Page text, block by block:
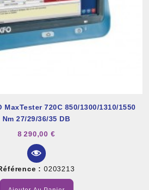
MaxTester 720C 850/1300/1310/1550
Nm 27/29/36/35 DB
8 290,00 €
: 0203213